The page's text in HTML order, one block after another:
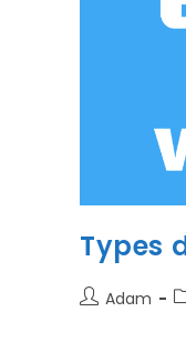
Types
Auteur/
Adam